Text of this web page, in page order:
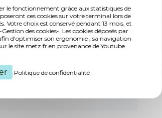
le fonctionnement grâce aux statistiques de
ces cookies sur votre terminal lors de
Votre choix est conservé pendant 13 mois, et
des cookies-. Les cookies déposés par
d'optimiser son ergonomie , sa navigation
le site metz.fr en provenance de Youtube.
Politique de confidentialité
avec trois Agences